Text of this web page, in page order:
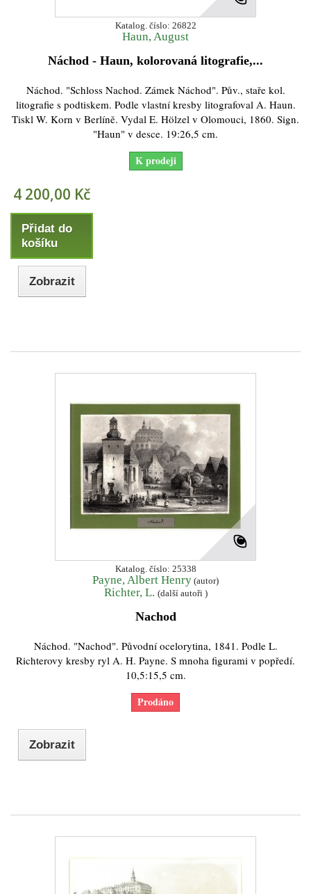
Katalog. číslo: 26822
Haun, August
Náchod - Haun, kolorovaná litografie,...
Náchod. "Schloss Nachod. Zámek Náchod". Pův., staře kol.
litografie s podtiskem. Podle vlastní kresby litografoval A. Haun.
Tiskl W. Korn v Berlíně. Vydal E. Hölzel v Olomouci, 1860. Sign.
"Haun" v desce. 19:26,5 cm.
K prodeji
4 200,00 Kč
Přidat do
košíku
Zobrazit
Katalog. číslo: 25338
Payne, Albert Henry (autor)
Richter, L. (další autoři )
Nachod
Náchod. "Nachod". Původní ocelorytina, 1841. Podle L.
Richterovy kresby ryl A. H. Payne. S mnoha figurami v popředí.
10,5:15,5 cm.
Prodáno
Zobrazit